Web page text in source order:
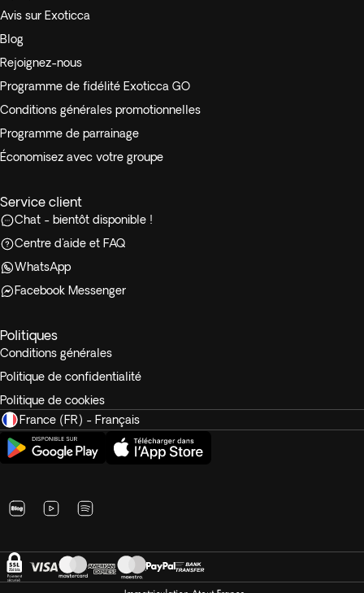
Avis sur Exoticca
Blog
Rejoignez-nous
Programme de fidélité Exoticca GO
Conditions générales promotionnelles
Programme de parrainage
Économisez avec votre groupe
Service client
Chat - bientôt disponible !
Centre d'aide et FAQ
WhatsApp
Facebook Messenger
Politiques
Conditions générales
Politique de confidentialité
Politique de cookies
France (FR) - Français